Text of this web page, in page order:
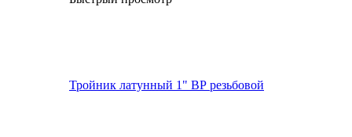
Тройник латунный 1" ВР резьбовой